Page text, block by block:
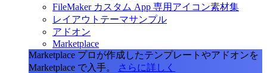
FileMaker カスタム App 専用アイコン素材集
レイアウトテーマサンプル
アドオン
Marketplace
Marketplace プロが作成したテンプレートやアドオンを
Marketplace で入手。
さらに詳しく